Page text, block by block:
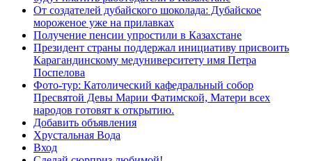
От создателей дубайского шоколада: Дубайское
мороженое уже на прилавках
Получение пенсии упростили в Казахстане
Президент страны поддержал инициативу присвоить
Карагандинскому медуниверситету имя Петра
Поспелова
Фото-тур: Католический кафедральный собор
Пресвятой Девы Марии Фатимской, Матери всех
народов готовят к открытию.
Добавить объявления
Хрустальная Вода
Вход